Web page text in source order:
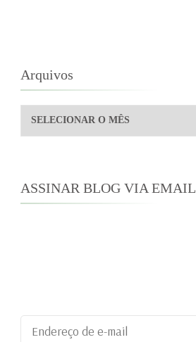
Arquivos
Arquivos
ASSINAR BLOG VIA EMAIL
Endereço